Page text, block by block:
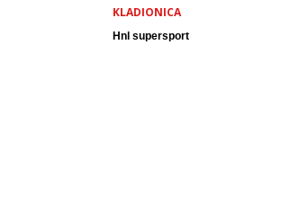
KLADIONICA
Hnl supersport